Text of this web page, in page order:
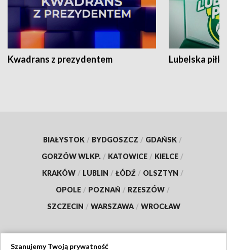
Kwadrans z prezydentem Lubelska piłka
BIAŁYSTOK / BYDGOSZCZ / GDAŃSK /
GORZÓW WLKP. / KATOWICE / KIELCE /
KRAKÓW / LUBLIN / ŁÓDŹ / OLSZTYN /
OPOLE / POZNAŃ / RZESZÓW /
SZCZECIN / WARSZAWA / WROCŁAW
Szanujemy Twoją prywatność